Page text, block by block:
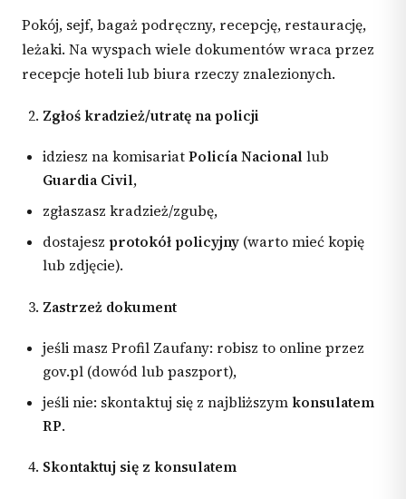
Pokój, sejf, bagaż podręczny, recepcję, restaurację,
leżaki. Na wyspach wiele dokumentów wraca przez
recepcje hoteli lub biura rzeczy znalezionych.
Zgłoś kradzież/utratę na policji
idziesz na komisariatPolicía Nacionallub
Guardia Civil,
zgłaszasz kradzież/zgubę,
dostajesz protokół policyjny (warto mieć kopię
lub zdjęcie).
Zastrzeż dokument
jeśli masz Profil Zaufany: robisz to online przez
gov.pl (dowód lub paszport),
jeśli nie: skontaktuj się z najbliższym konsulatem
RP.
Skontaktuj się z konsulatem